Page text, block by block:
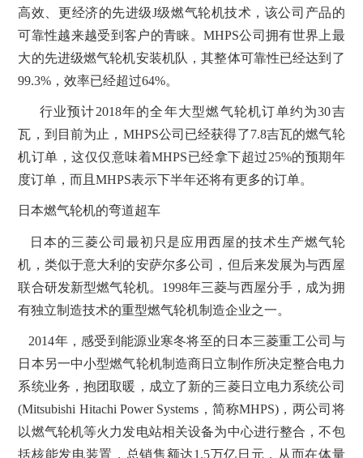
高效、更经济的先进级J级燃气轮机技术，该公司产品的
可靠性越来越受到客户的青睐。MHPS公司拥有世界上最
大的先进级燃气轮机安装机队，其整体可靠性已经达到了
99.3%，效率已经超过64%。
行业预计2018年的全年大型燃气轮机订单约为30吉
瓦，到目前为止，MHPS公司已经获得了7.8吉瓦的燃气轮
机订单，这仅仅意味着MHPS已经拿下超过25%的预期年
度订单，而且MHPS表示下半年还将有更多的订单。
日本燃气轮机的弯道超车
日本的三菱公司最初只是应用西屋的技术生产燃气轮
机，类似于意大利的安萨尔多公司，但后来发展为与西屋
联合研发新型燃气轮机。 1998年三菱与西屋分手，成为拥
有独立制造技术的重型燃气轮机制造企业之一。
2014年，感受到能源业寒冬将至的日本三菱重工公司与
日本另一中小型燃气轮机制造商日立制作所决定整合电力
系统业务，抱团取暖，成立了新的三菱日立电力系统公司
(Mitsubishi Hitachi Power Systems，简称MHPS)，两公司将
以燃气轮机等火力发电站相关设备为中心进行整合，不包
括核能发电装置，总销售额达1.5万亿日元，从而在体量